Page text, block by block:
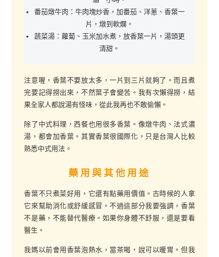
番茄燉牛肉：牛肉塊炒香，加番茄、洋蔥、香葉一
片，燉到軟爛。
蔬菜湯：蘿蔔、玉米加水煮，放香葉一片，湯頭更
清甜。
注意喔，香葉不要放太多，一片到三片就夠了。而且煮
完要記得撈出來，不然葉子會變苦。我有次懶得撈，結
果全家人都說湯有怪味，從此我再也不敢偷懶。
除了中式料理，西餐也用很多香葉。像燉牛肉、法式濃
湯，都會加香葉。其實香葉很國際化，只是台灣人比較
熟悉中式用法。
藥用與其他用途
香葉不只煮菜好用，它還有點藥用價值。古時候的人拿
它來幫助消化或舒緩感冒。不過這部分我要強調，香葉
不是藥，不能替代醫療。如果你身體不舒服，還是要看
醫生。
我媽以前會用香葉泡熱水，當茶喝，說可以暖胃。但我